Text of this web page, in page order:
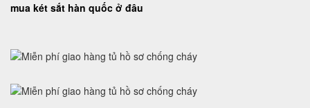
mua két sắt hàn quốc ở đâu